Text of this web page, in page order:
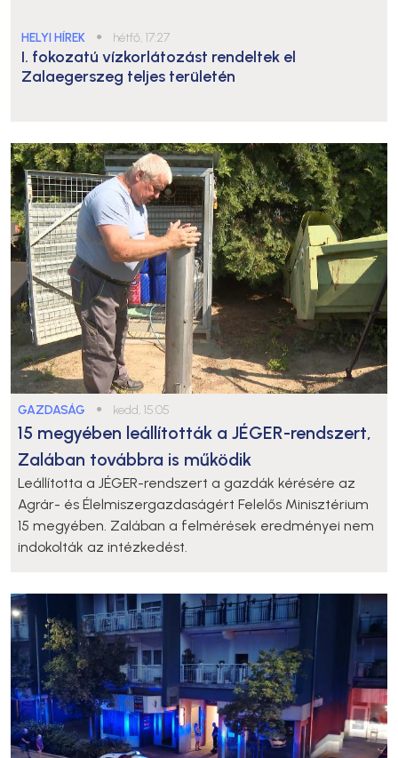
HELYI HÍREK ● hétfő, 17:27
I. fokozatú vízkorlátozást rendeltek el
Zalaegerszeg teljes területén
GAZDASÁG ● kedd, 15:05
15 megyében leállították a JÉGER-rendszert,
Zalában továbbra is működik
Leállította a JÉGER-rendszert a gazdák kérésére az
Agrár- és Élelmiszergazdaságért Felelős Minisztérium
15 megyében. Zalában a felmérések eredményei nem
indokolták az intézkedést.